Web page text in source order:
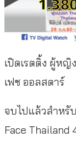
เปิดเรตติ้ง ผู้หญิ
เฟซ ออลสตาร์
จบไปแล้วสำหรั
Face Thailand